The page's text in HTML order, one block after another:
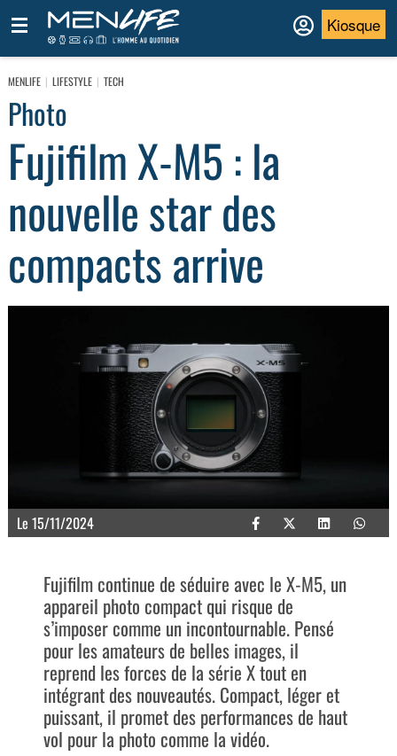
Kiosque
MENLIFE LIFESTYLE TECH
Photo
Fujifilm X-M5 : la
nouvelle star des
compacts arrive
Le 15/11/2024
Fujifilm continue de séduire avec le X-M5, un
appareil photo compact qui risque de
s’imposer comme un incontournable. Pensé
pour les amateurs de belles images, il
reprend les forces de la série X tout en
intégrant des nouveautés. Compact, léger et
puissant, il promet des performances de haut
vol pour la photo comme la vidéo.